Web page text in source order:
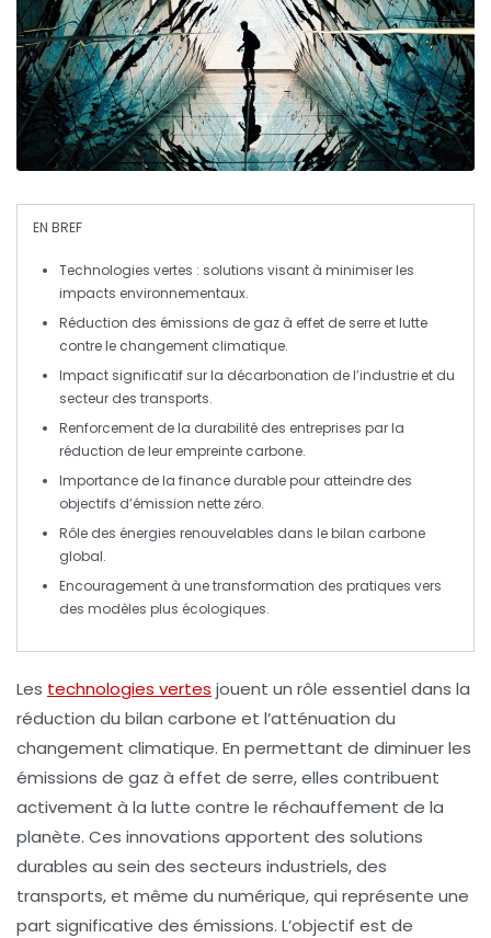
EN BREF
Technologies vertes : solutions visant à minimiser les
impacts environnementaux.
Réduction des émissions de gaz à effet de serre et lutte
contre le changement climatique.
Impact significatif sur la décarbonation de l’industrie et du
secteur des transports.
Renforcement de la durabilité des entreprises par la
réduction de leur empreinte carbone.
Importance de la finance durablepour atteindre des
objectifs d’émission nette zéro.
Rôle des énergies renouvelables dans le bilan carbone
global.
Encouragement à une transformation des pratiques vers
des modèles plus écologiques.
Les technologies vertes jouent un rôle essentiel dans la
réduction du bilan carbone et l’atténuation du
changement climatique. En permettant de diminuer les
émissions de gaz à effet de serre, elles contribuent
activement à la lutte contre le réchauffement de la
planète. Ces innovations apportent des solutions
durables au sein des secteurs industriels, des
transports, et même du numérique, qui représente une
part significative des émissions. L’objectif est de